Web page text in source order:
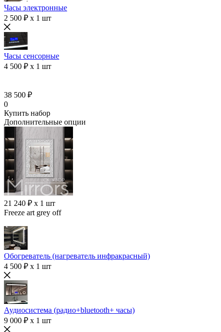
Часы электронные
2 500 ₽ x 1 шт
Часы сенсорные
4 500 ₽ x 1 шт
38 500 ₽
0
Купить набор
Дополнительные опции
21 240 ₽ x 1 шт
Freeze art grey off
Обогреватель (нагреватель инфракрасный)
4 500 ₽ x 1 шт
Аудиосистема (радио+bluetooth+ часы)
9 000 ₽ x 1 шт